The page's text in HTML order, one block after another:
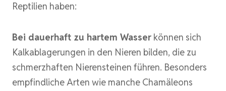
Reptilien haben:
Bei dauerhaft zu hartem Wasser können sich
Kalkablagerungen in den Nieren bilden, die zu
schmerzhaften Nierensteinen führen. Besonders
empfindliche Arten wie manche Chamäleons